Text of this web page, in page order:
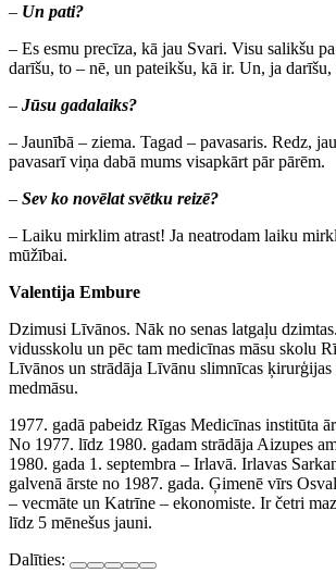
– Un pati?
– Es esmu precīza, kā jau Svari. Visu salikšu
darīšu, to – nē, un pateikšu, kā ir. Un, ja
– Jūsu gadalaiks?
– Jaunībā – ziema. Tagad – pavasaris. Redz,
pavasarī viņa dabā mums visapkārt pār pārēm.
– Sev ko novēlat svētku reizē?
– Laiku mirklim atrast! Ja neatrodam laiku
mūžībai.
Valentija Embure
Dzimusi Līvānos. Nāk no senas latgaļu
vidusskolu un pēc tam medicīnas māsu skolu
Līvānos un strādāja Līvānu slimnīcas ķirurģijas
medmāsu.
1977. gadā pabeidz Rīgas Medicīnas institūta
No 1977. līdz 1980. gadam strādāja Aizupes
1980. gada 1. septembra – Irlavā. Irlavas
galvenā ārste no 1987. gada. Ģimenē vīrs
– vecmāte un Katrīne – ekonomiste. Ir četri
līdz 5 mēnešus jauni.
Dalīties: